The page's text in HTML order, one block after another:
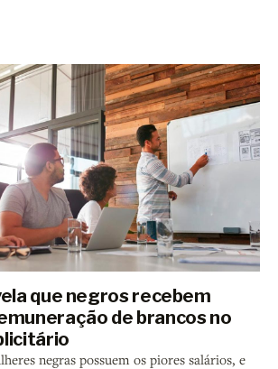
que negros recebem
de brancos no
negras possuem os piores salários, e